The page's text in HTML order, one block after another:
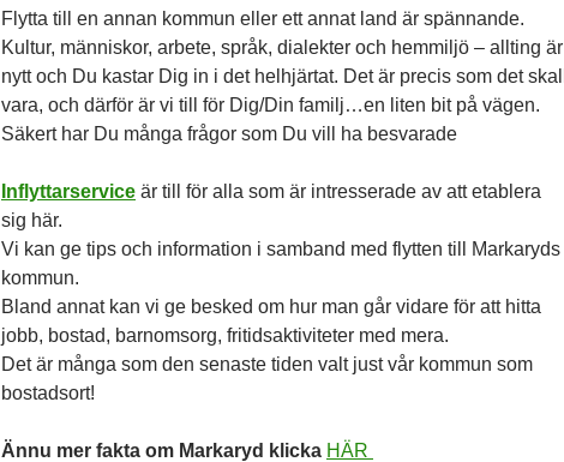
Flytta till en annan kommun eller ett annat land är spännande.
Kultur, människor, arbete, språk, dialekter och hemmiljö – allting är
nytt och Du kastar Dig in i det helhjärtat. Det är precis som det skall
vara, och därför är vi till för Dig/Din familj…en liten bit på vägen.
Säkert har Du många frågor som Du vill ha besvarade
Inflyttarservice är till för alla som är intresserade av att etablera
sig här.
Vi kan ge tips och information i samband med flytten till Markaryds
kommun.
Bland annat kan vi ge besked om hur man går vidare för att hitta
jobb, bostad, barnomsorg, fritidsaktiviteter med mera.
Det är många som den senaste tiden valt just vår kommun som
bostadsort!
Ännu mer fakta om Markaryd klicka HÄR